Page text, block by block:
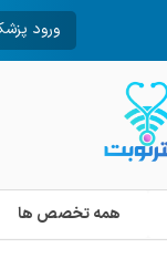
ورود
همه تخصص ها